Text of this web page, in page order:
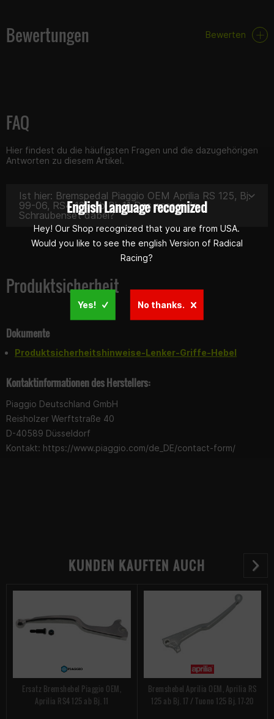
Bewertungen Bewerten
FAQ
Hier findest du die häufigsten Fragen und die dazugehörigen
Antworten zu diesem Artikel.
Ist hier: Bremspedal Piaggio OEM Aprilia RS 125, Bj.
99-06, RS4 125 ab Bj. 11 Das passende
Schraubenset dabei?
Produktsicherheit
Dokumente
Produktsicherheitshinweise-Lenker-Griffe-Hebel
Kontaktinformationen des Herstellers:
Piaggio Deutschland GmbH
Reisholzer Werftstraße 40
D-40589 Düsseldorf
Kontakt: https://www.piaggio.com/de_DE/contact-form/
KUNDEN KAUFTEN AUCH
Ersatz Bremshebel Piaggio OEM,
Aprilia RS4 125 ab Bj. 11
Bremshebel Aprilia OEM, Aprilia RS
125 ab Bj. 17 / Tuono 125 Bj. 17-20
English Language recognized
Hey! Our Shop recognized that you are from USA.
Would you like to see the english Version of Radical
Racing?
Yes! No thanks.